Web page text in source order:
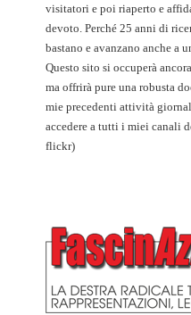
visitatori e poi riaperto e
devoto. Perché 25 anni di
bastano e avanzano anche a
Questo sito si occuperà
ma offrirà pure una robusta
mie precedenti attività
accedere a tutti i miei canali
flickr)